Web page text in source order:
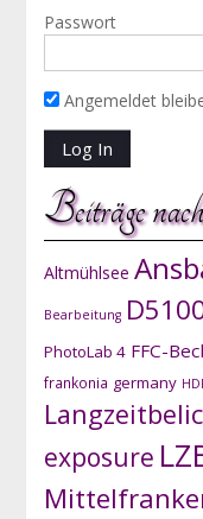
Passwort
Angemeldet
Beiträge
Altmühlsee
Bearbeitung
PhotoLab 4 FFC-
frankonia germany
exposure